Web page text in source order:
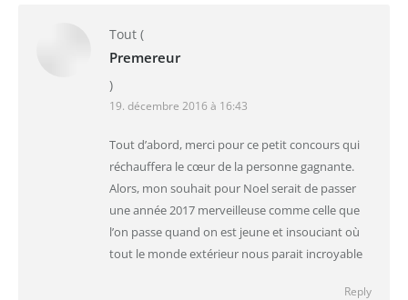
Tout (
Premereur
)
19. décembre 2016 à 16:43
Tout d’abord, merci pour ce petit concours qui
réchauffera le cœur de la personne gagnante.
Alors, mon souhait pour Noel serait de passer
une année 2017 merveilleuse comme celle que
l’on passe quand on est jeune et insouciant où
tout le monde extérieur nous parait incroyable
Reply